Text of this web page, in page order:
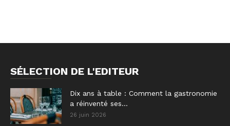
SÉLECTION DE L'EDITEUR
Dix ans à table : Comment la gastronomie
a réinventé ses...
26 juin 2026